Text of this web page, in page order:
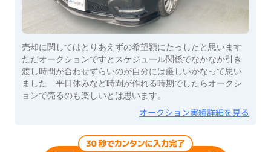
売却に関してはとりあえずの希望額にたっしたと思います
ただオークションですとスケジュール関係でなかなか引き
渡し時間が合わせずらいのが自分には厳しいかなって思い
ました 平日休みなど時間が作れる時期でしたらオークシ
ョンで売るのも楽しいとは思います。
オークション実績詳細を見る